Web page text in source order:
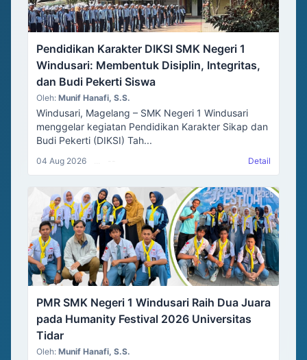
Pendidikan Karakter DIKSI SMK Negeri 1
Windusari: Membentuk Disiplin, Integritas,
dan Budi Pekerti Siswa
Oleh: Munif Hanafi, S.S.
Windusari, Magelang – SMK Negeri 1 Windusari
menggelar kegiatan Pendidikan Karakter Sikap dan
Budi Pekerti (DIKSI) Tah...
04 Aug 2026 Detail
PMR SMK Negeri 1 Windusari Raih Dua Juara
pada Humanity Festival 2026 Universitas
Tidar
Oleh: Munif Hanafi, S.S.